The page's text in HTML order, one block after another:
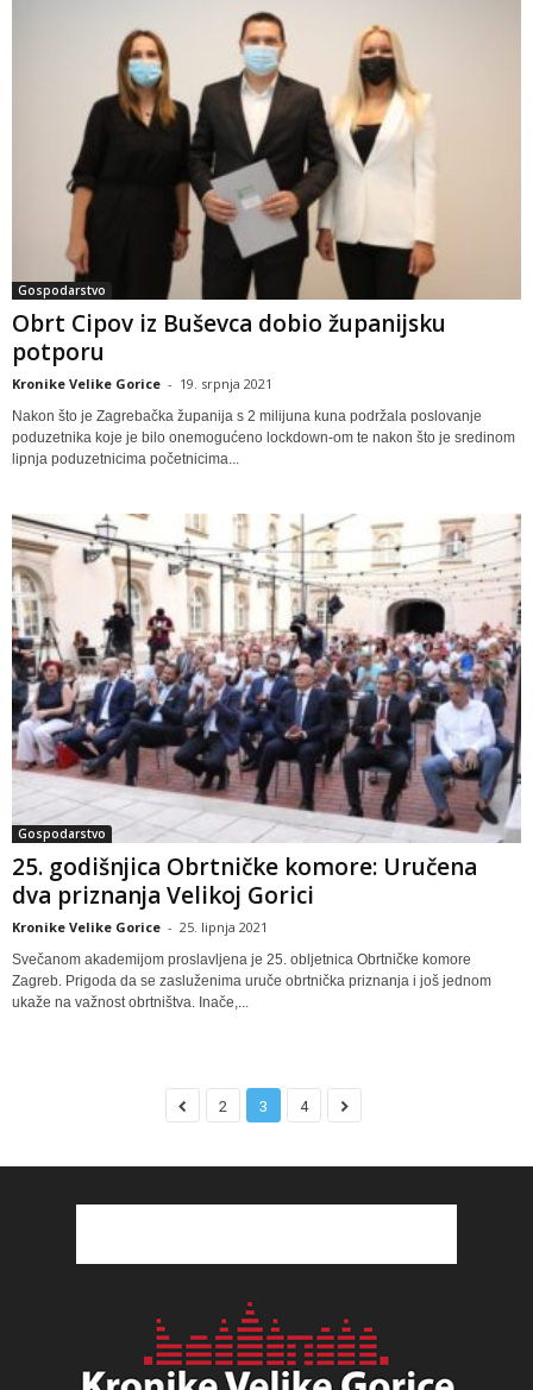
Gospodarstvo
Obrt Cipov iz Buševca dobio županijsku
potporu
Kronike Velike Gorice - 19. srpnja 2021
Nakon što je Zagrebačka županija s 2 milijuna kuna podržala poslovanje
poduzetnika koje je bilo onemogućeno lockdown-om te nakon što je sredinom
lipnja poduzetnicima početnicima...
Gospodarstvo
25. godišnjica Obrtničke komore: Uručena
dva priznanja Velikoj Gorici
Kronike Velike Gorice - 25. lipnja 2021
Svečanom akademijom proslavljena je 25. obljetnica Obrtničke komore
Zagreb. Prigoda da se zasluženima uruče obrtnička priznanja i još jednom
ukaže na važnost obrtništva. Inače,...
2 3 4